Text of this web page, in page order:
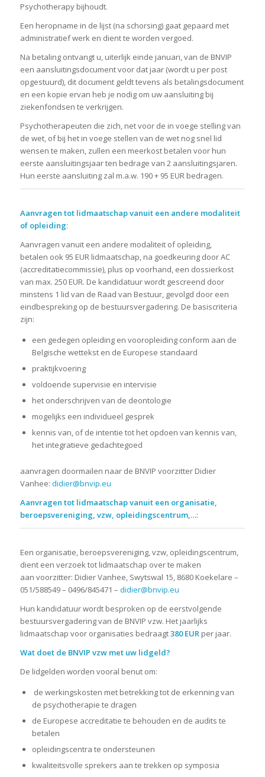
Psychotherapy bijhoudt.
Een heropname in de lijst (na schorsing) gaat gepaard met
administratief werk en dient te worden vergoed.
Na betaling ontvangt u, uiterlijk einde januari, van de BNVIP
een aansluitingsdocument voor dat jaar (wordt u per post
opgestuurd), dit document geldt tevens als betalingsdocument
en een kopie ervan heb je nodig om uw aansluiting bij
ziekenfondsen te verkrijgen.
Psychotherapeuten die zich, net voor de in voege stelling van
de wet, of bij het in voege stellen van de wet nog snel lid
wensen te maken, zullen een meerkost betalen voor hun
eerste aansluitingsjaar ten bedrage van 2 aansluitingsjaren.
Hun eerste aansluiting zal m.a.w. 190 + 95 EUR bedragen.
Aanvragen tot lidmaatschap vanuit een andere modaliteit
of opleiding:
Aanvragen vanuit een andere modaliteit of opleiding,
betalen ook 95 EUR lidmaatschap, na goedkeuring door AC
(accreditatiecommissie), plus op voorhand, een dossierkost
van max. 250 EUR. De kandidatuur wordt gescreend door
minstens 1 lid van de Raad van Bestuur, gevolgd door een
eindbespreking op de bestuursvergadering. De basiscriteria
zijn:
een gedegen opleiding en vooropleiding conform aan de
Belgische wettekst en de Europese standaard
praktijkvoering
voldoende supervisie en intervisie
het onderschrijven van de deontologie
mogelijks een individueel gesprek
kennis van, of de intentie tot het opdoen van kennis van,
het integratieve gedachtegoed
aanvragen doormailen naar de BNVIP voorzitter Didier
Vanhee: didier@bnvip.eu
Aanvragen tot lidmaatschap vanuit een organisatie,
beroepsvereniging, vzw, opleidingscentrum,…:
Een organisatie, beroepsvereniging, vzw, opleidingscentrum,
dient een verzoek tot lidmaatschap over te maken
aan voorzitter: Didier Vanhee, Swytswal 15, 8680 Koekelare –
051/588549 – 0496/845471 – didier@bnvip.eu
Hun kandidatuur wordt besproken op de eerstvolgende
bestuursvergadering van de BNVIP vzw. Het jaarlijks
lidmaatschap voor organisaties bedraagt380 EURper jaar.
Wat doet de BNVIP vzw met uw lidgeld?
De lidgelden worden vooral benut om:
de werkingskosten met betrekking tot de erkenning van
de psychotherapie te dragen
de Europese accreditatie te behouden en de audits te
betalen
opleidingscentra te ondersteunen
kwaliteitsvolle sprekers aan te trekken op symposia